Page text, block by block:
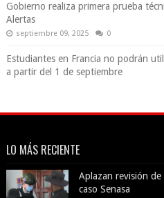
Gobierno realiza primera prueba
Alertas
septiembre 09, 2025 0
Estudiantes en Francia no podrán
a partir del 1 de septiembre
LO MÁS RECIENTE
Aplazan revisión
caso Senasa